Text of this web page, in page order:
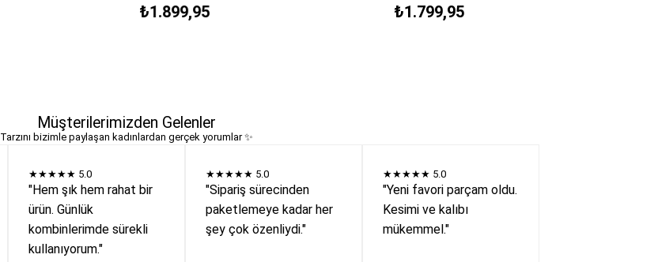
₺1.899,95 ₺1.799,95
Müşterilerimizden Gelenler
Tarzını bizimle paylaşan kadınlardan gerçek yorumlar ✨
★★★★★ 5.0
"Hem şık hem rahat bir
ürün. Günlük
kombinlerimde sürekli
kullanıyorum."
★★★★★ 5.0
"Sipariş sürecinden
paketlemeye kadar her
şey çok özenliydi."
★★★★★ 5.0
"Yeni favori parçam oldu.
Kesimi ve kalıbı
mükemmel."